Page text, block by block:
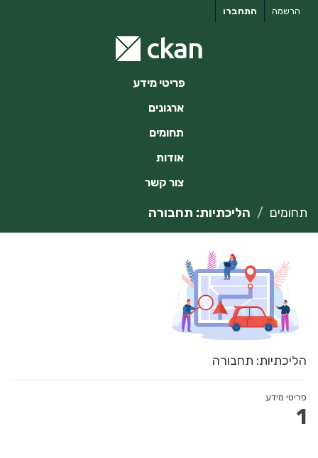
התחברו הרשמה
פריטי מידע
ארגונים
תחומים
אודות
צור קשר
תחומים הליכתיות: תחבורה
הליכתיות: תחבורה
פריטי מידע
1